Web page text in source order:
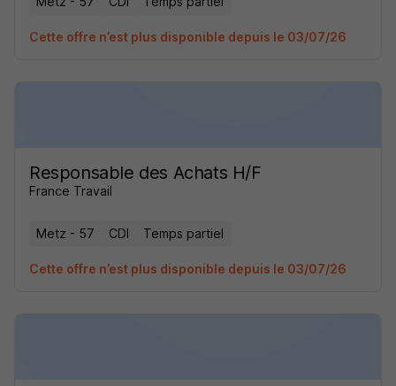
Cette offre n’est plus disponible depuis le 03/07/26
Responsable des Achats H/F
France Travail
Metz - 57 CDI Temps partiel
Cette offre n’est plus disponible depuis le 03/07/26